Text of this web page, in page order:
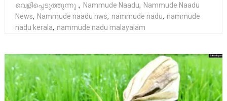
വെളിപ്പെടുത്തുന്നു ., Nammude Naadu, Nammude Naadu
News, Nammude naadu nws, nammude nadu, nammude
nadu kerala, nammude nadu malayalam